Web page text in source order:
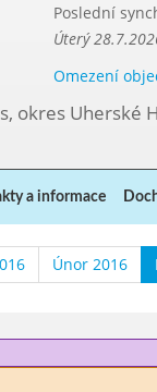
Poslední
Úterý
Omezení
okres Uherské
a informace
Únor 2016